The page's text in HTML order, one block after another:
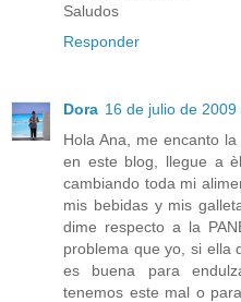
Saludos
Responder
Dora 16 de julio de
Hola Ana, me encanto
en este blog, llegue a
cambiando toda mi
mis bebidas y mis
dime respecto a la
problema que yo, si ella
es buena para
tenemos este mal o